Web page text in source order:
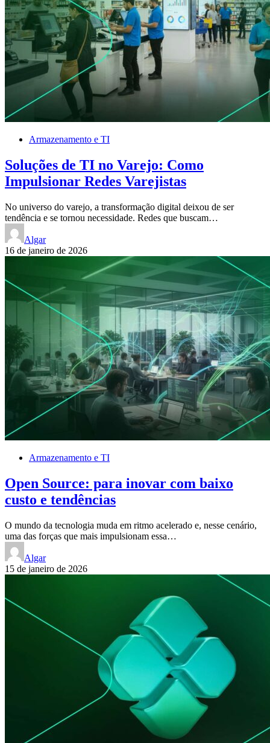
Armazenamento e TI
Soluções de TI no Varejo: Como
Impulsionar Redes Varejistas
No universo do varejo, a transformação digital deixou de ser
tendência e se tornou necessidade. Redes que buscam…
Algar
16 de janeiro de 2026
Armazenamento e TI
Open Source: para inovar com baixo
custo e tendências
O mundo da tecnologia muda em ritmo acelerado e, nesse cenário,
uma das forças que mais impulsionam essa…
Algar
15 de janeiro de 2026